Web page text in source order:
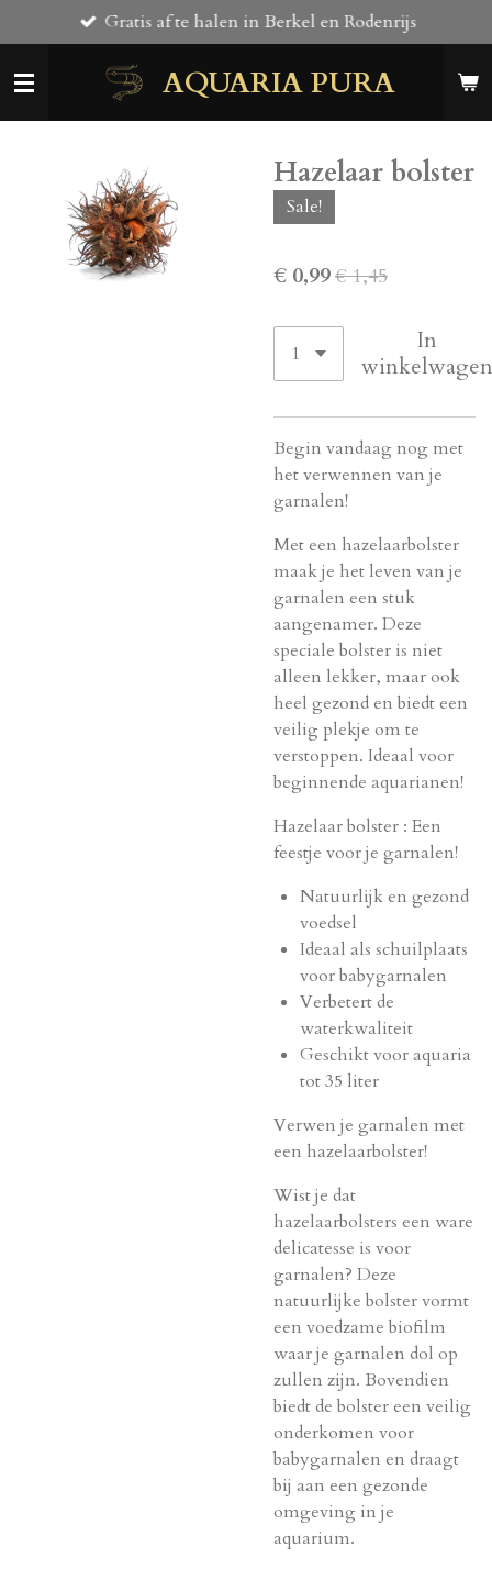
direct
naar
AQUARIA PURA
Gratis af te halen in Berkel en Rodenrijs
Hazelaar bolster
Sale!
€ 0,99€ 1,45
In
winkelwagen
Begin vandaag nog met
het verwennen van je
garnalen!
Met een hazelaarbolster
maak je het leven van je
garnalen een stuk
aangenamer. Deze
speciale bolster is niet
alleen lekker, maar ook
heel gezond en biedt een
veilig plekje om te
verstoppen. Ideaal voor
beginnende aquarianen!
Hazelaar bolster : Een
feestje voor je garnalen!
Natuurlijk en gezond
voedsel
Ideaal als schuilplaats
voor babygarnalen
Verbetert de
waterkwaliteit
Geschikt voor aquaria
tot 35 liter
Verwen je garnalen met
een hazelaarbolster!
Wist je dat
hazelaarbolsters een ware
delicatesse is voor
garnalen? Deze
natuurlijke bolster vormt
een voedzame biofilm
waar je garnalen dol op
zullen zijn. Bovendien
biedt de bolster een veilig
onderkomen voor
babygarnalen en draagt
bij aan een gezonde
omgeving in je
aquarium.